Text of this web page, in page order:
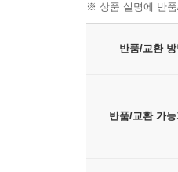
※ 상품 설명에 반
반품/교환 방
반품/교환 가